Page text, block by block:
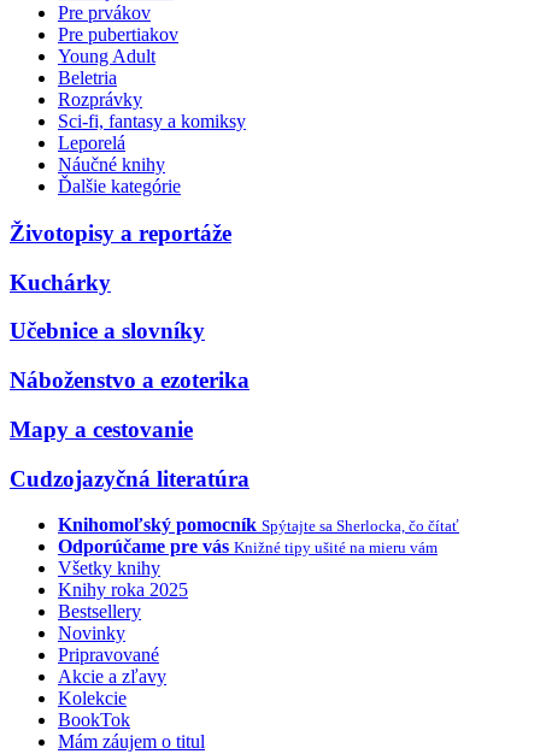
Pre prvákov
Pre pubertiakov
Young Adult
Beletria
Rozprávky
Sci-fi, fantasy a komiksy
Leporelá
Náučné knihy
Ďalšie kategórie
Životopisy a reportáže
Kuchárky
Učebnice a slovníky
Náboženstvo a ezoterika
Mapy a cestovanie
Cudzojazyčná literatúra
Knihomoľský pomocník Spýtajte sa Sherlocka, čo čítať
Odporúčame pre vás Knižné tipy ušité na mieru vám
Všetky knihy
Knihy roka 2025
Bestsellery
Novinky
Pripravované
Akcie a zľavy
Kolekcie
BookTok
Mám záujem o titul